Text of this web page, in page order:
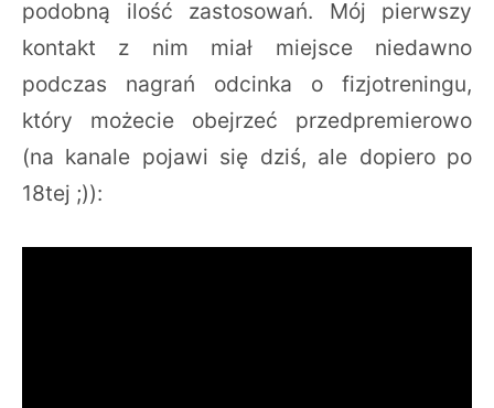
podobną ilość zastosowań. Mój pierwszy
kontakt z nim miał miejsce niedawno
podczas nagrań odcinka o fizjotreningu,
który możecie obejrzeć przedpremierowo
(na kanale pojawi się dziś, ale dopiero po
18tej ;)):